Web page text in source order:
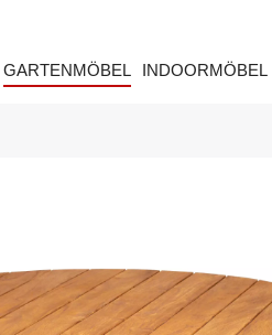
GARTENMÖBEL INDOORMÖBEL